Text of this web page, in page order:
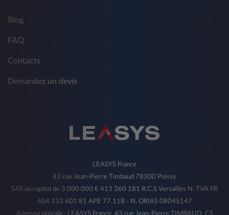
Blog
FAQ
Contacts
Demandez un devis
LEASYS France
43 rue Jean-Pierre Timbaud 78300 Poissy
SAS au capital de 3 000 000 € 413 360 181 R.C.S Versailles N. TVA FR
604 133 601 81 APE 77.11B - N. ORIAS 08045147
Adresse postale : LEASYS France 43 rue Jean-Pierre TIMBAUD, CS